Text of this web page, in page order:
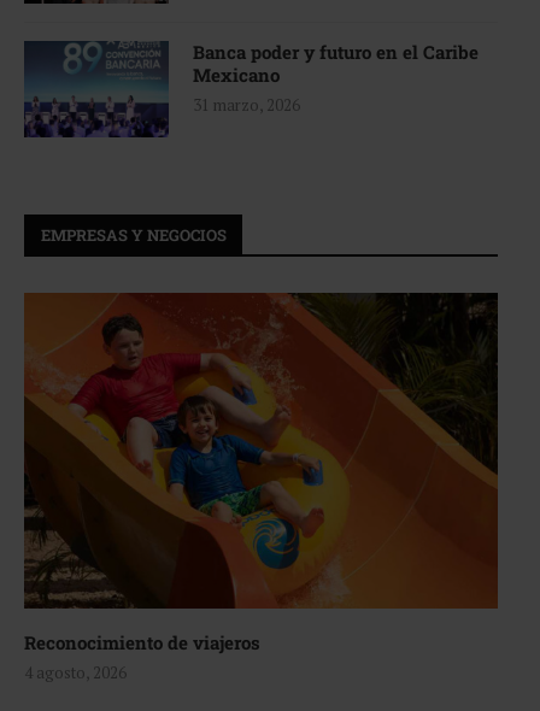
Banca poder y futuro en el Caribe
Mexicano
31 marzo, 2026
EMPRESAS Y NEGOCIOS
Reconocimiento de viajeros
4 agosto, 2026